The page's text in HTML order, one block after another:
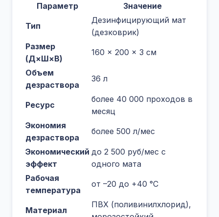
Параметр Значение
Тип
Дезинфицирующий мат
(дезковрик)
Размер
(Д×Ш×В)
160 × 200 × 3 см
Объем
дезраствора
36 л
Ресурс
более 40 000 проходов в
месяц
Экономия
дезраствора
более 500 л/мес
Экономический
эффект
до 2 500 руб/мес с
одного мата
Рабочая
температура
от –20 до +40 °C
Материал
ПВХ (поливинилхлорид),